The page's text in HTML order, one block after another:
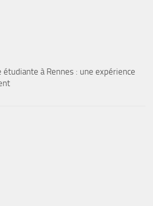
étudiante à Rennes : une expérience